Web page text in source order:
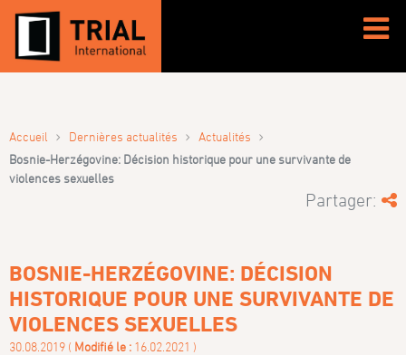
Accueil › Dernières actualités › Actualités ›
Bosnie-Herzégovine: Décision historique pour une survivante de
violences sexuelles
Partager:
BOSNIE-HERZÉGOVINE: DÉCISION
HISTORIQUE POUR UNE SURVIVANTE DE
VIOLENCES SEXUELLES
30.08.2019 ( Modifié le : 16.02.2021 )